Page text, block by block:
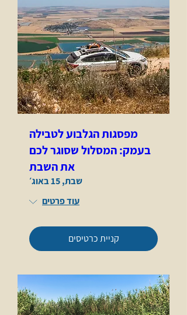
מפסגות הגלבוע לטבילה
בעמק: המסלול שסוגר לכם
את השבת
שבת, 15 באוג׳
עוד פרטים
קניית כרטיסים